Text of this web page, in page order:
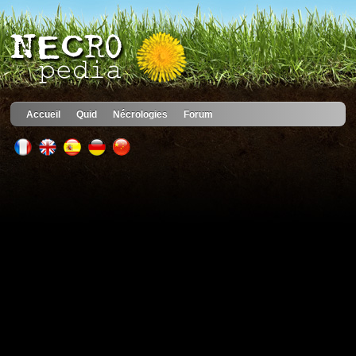
Accueil Quid Nécrologies Forum